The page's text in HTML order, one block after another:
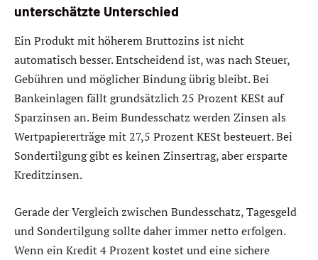
unterschätzte Unterschied
Ein Produkt mit höherem Bruttozins ist nicht
automatisch besser. Entscheidend ist, was nach Steuer,
Gebühren und möglicher Bindung übrig bleibt. Bei
Bankeinlagen fällt grundsätzlich 25 Prozent KESt auf
Sparzinsen an. Beim Bundesschatz werden Zinsen als
Wertpapiererträge mit 27,5 Prozent KESt besteuert. Bei
Sondertilgung gibt es keinen Zinsertrag, aber ersparte
Kreditzinsen.
Gerade der Vergleich zwischen Bundesschatz, Tagesgeld
und Sondertilgung sollte daher immer netto erfolgen.
Wenn ein Kredit 4 Prozent kostet und eine sichere